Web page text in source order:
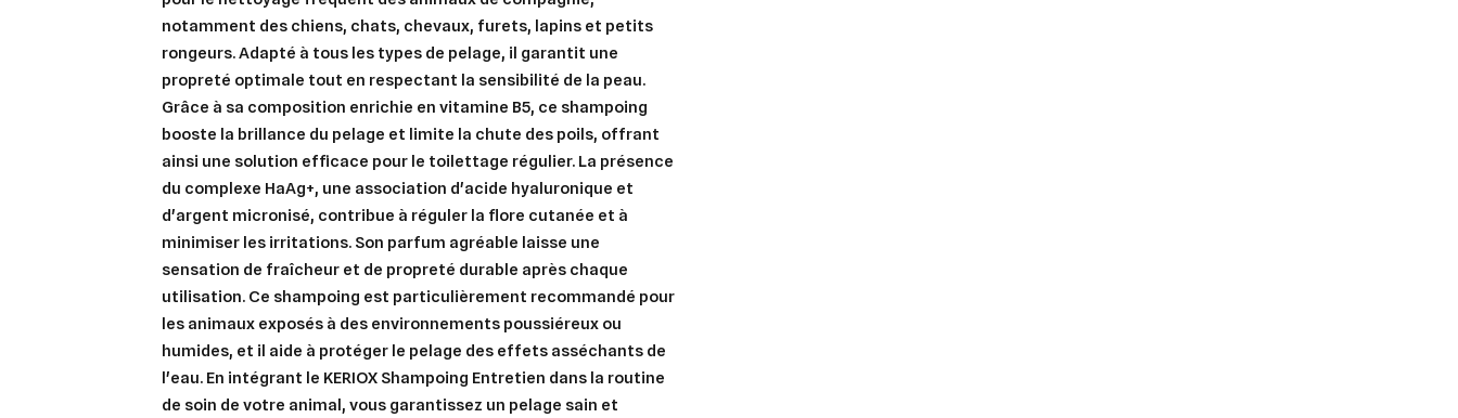
notamment des chiens, chats, chevaux, furets, lapins et petits
rongeurs. Adapté à tous les types de pelage, il garantit une
propreté optimale tout en respectant la sensibilité de la peau.
Grâce à sa composition enrichie en vitamine B5, ce shampoing
booste la brillance du pelage et limite la chute des poils, offrant
ainsi une solution efficace pour le toilettage régulier. La présence
du complexe HaAg+, une association d'acide hyaluronique et
d'argent micronisé, contribue à réguler la flore cutanée et à
minimiser les irritations. Son parfum agréable laisse une
sensation de fraîcheur et de propreté durable après chaque
utilisation. Ce shampoing est particulièrement recommandé pour
les animaux exposés à des environnements poussiéreux ou
humides, et il aide à protéger le pelage des effets asséchants de
l'eau. En intégrant le KERIOX Shampoing Entretien dans la routine
de soin de votre animal, vous garantissez un pelage sain et
Ajouter à ma liste d'envies
Créer une liste d'envies
Nom de la liste d'envies
Annuler Créer une liste d'envies
Vous devez être connecté pour ajouter des produits à votre liste d'envies.
Annuler Connexion